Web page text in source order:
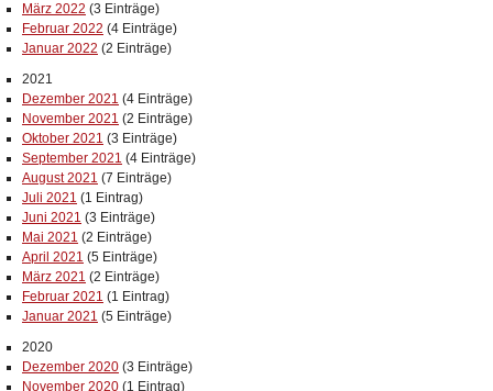
März 2022 (3 Einträge)
Februar 2022 (4 Einträge)
Januar 2022 (2 Einträge)
2021
Dezember 2021 (4 Einträge)
November 2021 (2 Einträge)
Oktober 2021 (3 Einträge)
September 2021 (4 Einträge)
August 2021 (7 Einträge)
Juli 2021 (1 Eintrag)
Juni 2021 (3 Einträge)
Mai 2021 (2 Einträge)
April 2021 (5 Einträge)
März 2021 (2 Einträge)
Februar 2021 (1 Eintrag)
Januar 2021 (5 Einträge)
2020
Dezember 2020 (3 Einträge)
November 2020 (1 Eintrag)